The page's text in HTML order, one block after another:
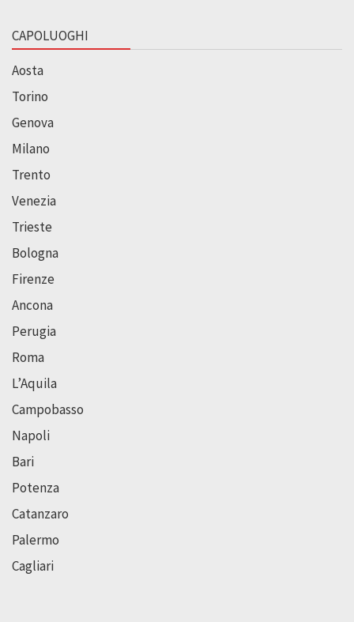
CAPOLUOGHI
Aosta
Torino
Genova
Milano
Trento
Venezia
Trieste
Bologna
Firenze
Ancona
Perugia
Roma
L’Aquila
Campobasso
Napoli
Bari
Potenza
Catanzaro
Palermo
Cagliari